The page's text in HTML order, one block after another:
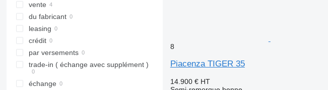
vente
du fabricant
leasing
crédit
par versements
trade-in ( échange avec supplément )
échange
8
Piacenza TIGER 35
14.900 € HT